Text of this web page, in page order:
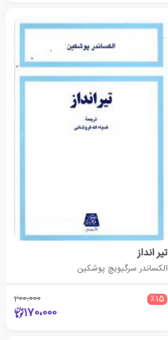
تیر انداز
الکساندر سرگیویچ پوشکین
٪15 200،000
170،000